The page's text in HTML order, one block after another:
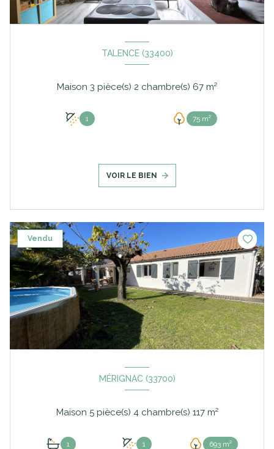
TALENCE (33400)
Maison 3 pièce(s) 2 chambre(s) 67 m²
1 75 m²
VOIR LE BIEN
Vendu
MÉRIGNAC (33700)
Maison 5 pièce(s) 4 chambre(s) 117 m²
1 1 693 m²